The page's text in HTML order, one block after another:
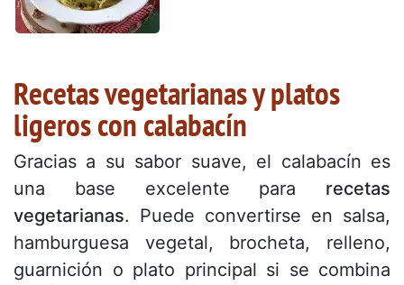
Recetas vegetarianas y platos
ligeros con calabacín
Gracias a su sabor suave, el calabacín es
una base excelente para recetas
vegetarianas. Puede convertirse en salsa,
hamburguesa vegetal, brocheta, relleno,
guarnición o plato principal si se combina